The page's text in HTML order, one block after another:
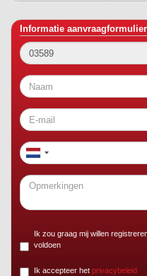
Informatie
Ik zou graag mij willen
voldoen
Ik accepteer het privacybeleid